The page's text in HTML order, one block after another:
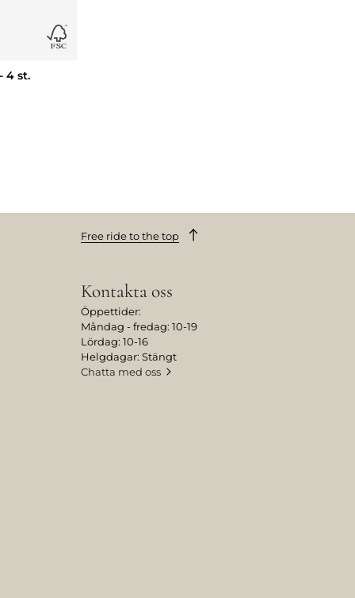
4 st.
Free ride to the top
Kontakta oss
Öppettider:
Måndag - fredag: 10-19
Lördag: 10-16
Helgdagar: Stängt
Chatta med oss